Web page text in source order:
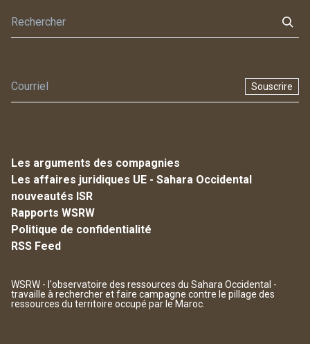
Souscrire
Les arguments des compagnies
Les affaires juridiques UE - Sahara Occidental
nouveautés ISR
Rapports WSRW
Politique de confidentialité
RSS Feed
WSRW - l'observatoire des ressources du Sahara Occidental -
travaille à rechercher et faire campagne contre le pillage des
ressources du territoire occupé par le Maroc.